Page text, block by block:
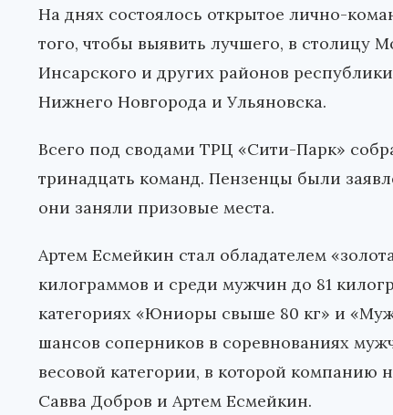
На днях состоялось открытое лично-
того, чтобы выявить лучшего, в столицу
Инсарского и других районов
Нижнего Новгорода и Ульяновска.
Всего под сводами ТРЦ «Сити-Парк»
тринадцать команд. Пензенцы были
они заняли призовые места.
Артем Есмейкин стал обладателем
килограммов и среди мужчин до 81
категориях «Юниоры свыше 80 кг» и
шансов соперников в соревнованиях
весовой категории, в которой компанию
Савва Добров и Артем Есмейкин.